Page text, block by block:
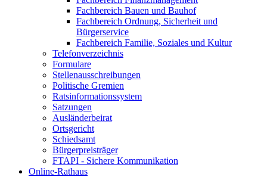
Fachbereich Bauen und Bauhof
Fachbereich Ordnung, Sicherheit und
Bürgerservice
Fachbereich Familie, Soziales und Kultur
Telefonverzeichnis
Formulare
Stellenausschreibungen
Politische Gremien
Ratsinformationssystem
Satzungen
Ausländerbeirat
Ortsgericht
Schiedsamt
Bürgerpreisträger
FTAPI - Sichere Kommunikation
Online-Rathaus